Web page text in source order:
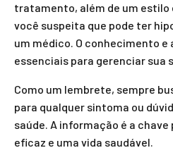
tratamento, além de um estilo
você suspeita que pode ter
um médico. O conhecimento e
essenciais para gerenciar sua
Como um lembrete, sempre
para qualquer sintoma ou
saúde. A informação é a
eficaz e uma vida saudável.